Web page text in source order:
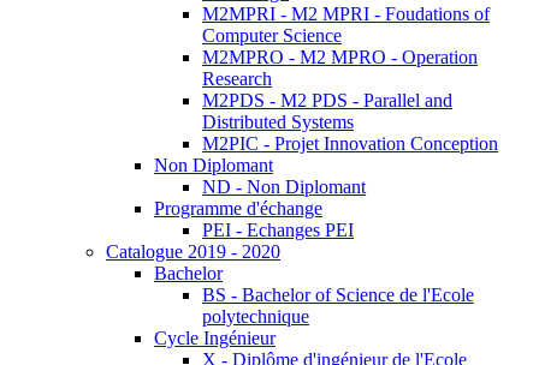
M2MPRI - M2 MPRI - Foudations of
Computer Science
M2MPRO - M2 MPRO - Operation
Research
M2PDS - M2 PDS - Parallel and
Distributed Systems
M2PIC - Projet Innovation Conception
Non Diplomant
ND - Non Diplomant
Programme d'échange
PEI - Echanges PEI
Catalogue 2019 - 2020
Bachelor
BS - Bachelor of Science de l'Ecole
polytechnique
Cycle Ingénieur
X - Diplôme d'ingénieur de l'Ecole